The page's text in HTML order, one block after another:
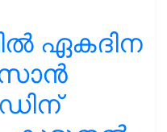
ഏകദിന